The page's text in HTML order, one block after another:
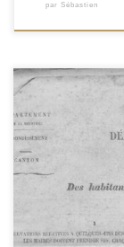
par Sébastien
Les archives
cette année 2023.
fonds numérisés :
expulsés en 1940.
généalogiques avant